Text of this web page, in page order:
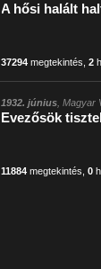
A hősi halált
37294 megtekintés ,2
1932. június ,
Evezősök
11884 megtekintés ,0